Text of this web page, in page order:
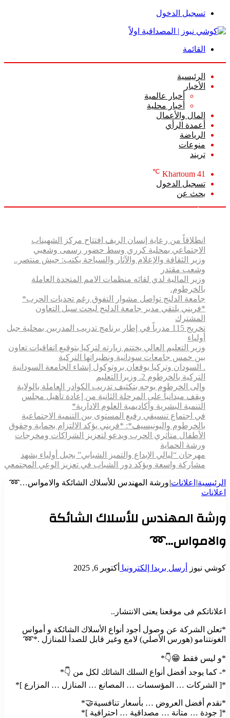
تسجيل الدخول
القائمة
الرئيسية
الأخبار
أخبار عالمية
أخبار محلية
المال والأعمال
أعمدة الرأي
الرياضة
منوعات
تريند
Khartoum 41
℃
تسجيل الدخول
بحث عن
انطلاقاً من رعاية إنسان الريف افتتاح مركز الشهيناب
الاجتماعي بمحلية كرري وسط حضور رسمى وشعبي
وزير الثقافة والإعلام والآثار والسياحة يكتب: جيش منتصر..
وشعب مقتدر
وزير المالية لدي لقائه منظمات الامم المتحدة العاملة
بالخرطوم.
جامعة الدلنج تواصل مشوار التفوق رغم تحديات الحرب*
*فريني يلتقي مدير جامعة الدلنج لبحث سبل التعاون
المشترك
تخريج 115 مدرباً في إطار برنامج تدريب المدربين بمحلية جبل
أولياء
وزير التعليم العالي يختتم زيارته لتركيا بتوقيع اتفاقيات تعاون
بين خمس جامعات سودانية ونظيراتها التركية
. السودان وتركيا يوقعان بروتوكول إنشاء الجامعة السودانية
التركية بالخرطوم 2. وزيرا التعليم
وإلى الخرطوم يوجه بتكثيف تدريب الكوادر العاملة بالولاية
ويقف ميدانياً على المرحلة الثانية من إعادة تأهيل مجلس
التنمية البشرية وأكاديمية العلوم الادارية*
في اجتماع تنسيقي رفيع المستوى بين التنمية الاجتماعية
بالخرطوم واليونيسيف*: *​فريني يؤكد الالتزام بحماية وحقوق
الأطفال متأثري الحرب ويدعو لتعزيز الشراكات ومخرجات
ورشة الحماية
مهرجان “ليالي الإبداع والتميز الشبابي” بجبل أولياء يشهد
مشاركة واسعة ويؤكد دور الشباب في تعزيز الوعي المجتمعي
الرئيسية| اعلانات|ورشة المهندس للأسلاك الشائكة والامواس…➿
اعلانات
ورشة المهندس للأسلاك الشائكة
والامواس…➿
كوشي نيوز أرسل بريدا إلكترونيا أكتوبر 6, 2025
اعلاناتكم فى موقعنا يعنى الانتشار..
*تعلن الشركة عن وصول أجود أنواع الأسلاك الشائكة و أمواس
الغونتنامو (هورس الأصلي) لامع وغير قابل للصدأ للمنازل .*➿
*و ليس فقط 😁👇*
*- كما يوجد أفضل أنواع السلك الشائك لكل من 👇*
*[ الشركات … المؤسسات … المصانع … المنازل … المزارع ]*
*نقدم أفضل العروض … بأسعار تنافسية🤝*
*[ جودة … متانة … مصداقية … احترافية ]*